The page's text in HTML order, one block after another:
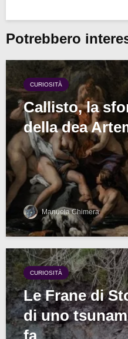
Potrebbero
CURIOSITÀ
Callisto, la
della dea
Manuela Chimera
CURIOSITÀ
Le Frane di
di uno